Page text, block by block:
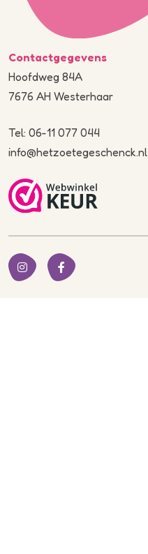
Contactgegevens
Hoofdweg 84A
7676 AH Westerhaar
Tel: 06-11 077 044
info@hetzoetegeschenck.nl